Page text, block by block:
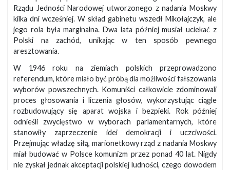
Rządu Jedności Narodowej utworzonego z nadania Moskwy
kilka dni wcześniej. W skład gabinetu wszedł Mikołajczyk, ale
jego rola była marginalna. Dwa lata później musiał uciekać z
Polski na zachód, unikając w ten sposób pewnego
aresztowania.
W 1946 roku na ziemiach polskich przeprowadzono
referendum, które miało być próbą dla możliwości fałszowania
wyborów powszechnych. Komuniści całkowicie zdominowali
proces głosowania i liczenia głosów, wykorzystując ciągle
rozbudowujący się aparat wojska i bezpieki. Rok później
odnieśli zwycięstwo w wyborach parlamentarnych, które
stanowiły zaprzeczenie idei demokracji i uczciwości.
Przejmując władzę siłą, marionetkowy rząd z nadania Moskwy
miał budować w Polsce komunizm przez ponad 40 lat. Nigdy
nie zyskał jednak akceptacji polskiej ludności, czego dowodem